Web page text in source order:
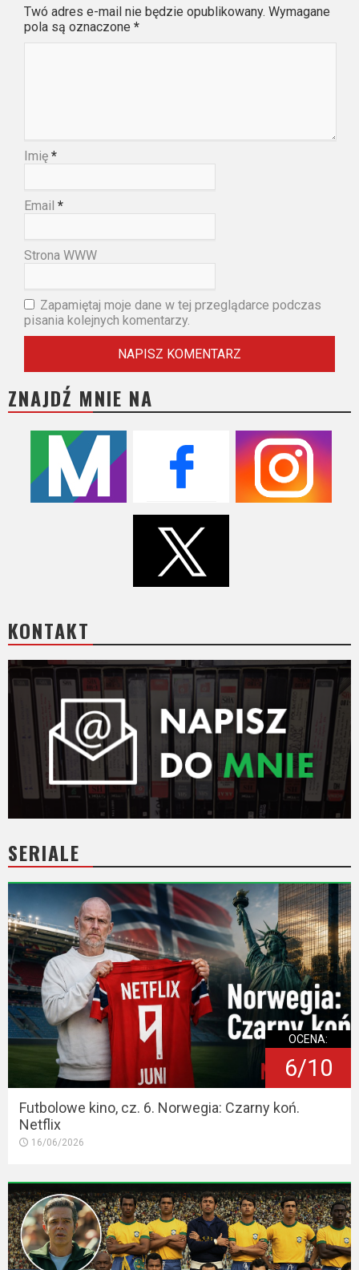
Twó adres e-mail nie będzie opublikowany. Wymagane
pola są oznaczone *
Imię *
Email *
Strona WWW
Zapamiętaj moje dane w tej przeglądarce podczas
pisania kolejnych komentarzy.
ZNAJDŹ MNIE NA
KONTAKT
SERIALE
OCENA:
6/10
Futbolowe kino, cz. 6. Norwegia: Czarny koń.
Netflix
16/06/2026